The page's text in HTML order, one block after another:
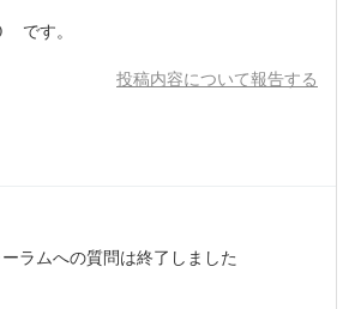
です。
投稿内容について報告する
ラムへの質問は終了しました